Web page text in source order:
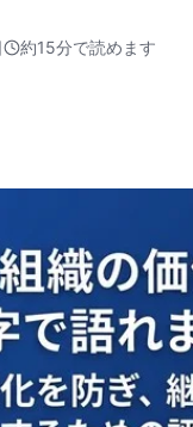
約15分で読めます